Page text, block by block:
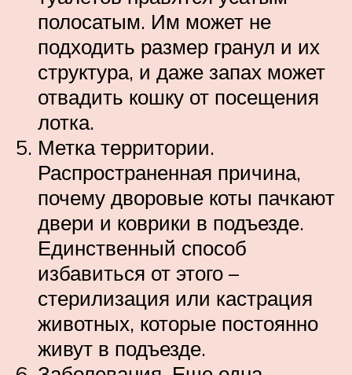
полосатым. Им может не
подходить размер гранул и их
структура, и даже запах может
отвадить кошку от посещения
лотка.
Метка территории.
Распространенная причина,
почему дворовые коты пачкают
двери и коврики в подъезде.
Единственный способ
избавиться от этого –
стерилизация или кастрация
животных, которые постоянно
живут в подъезде.